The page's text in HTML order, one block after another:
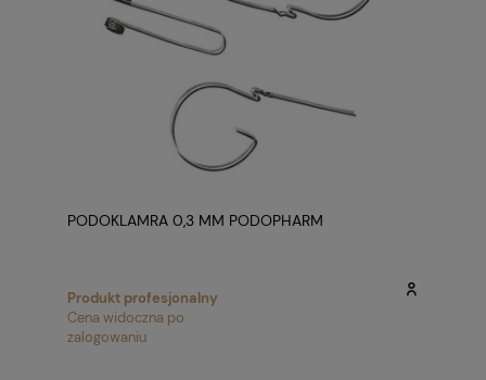
PODOKLAMRA 0,3 MM PODOPHARM
Produkt profesjonalny
Cena widoczna po
zalogowaniu